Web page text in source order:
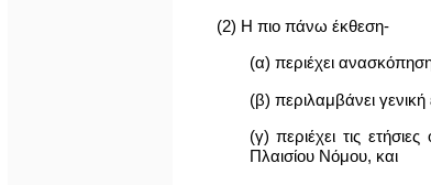
(2) Η πιο πάνω έκθεση-
(α) περιέχει
(β) περιλαμβάνει
(γ) περιέχει τις
Πλαισίου Νόμου, και